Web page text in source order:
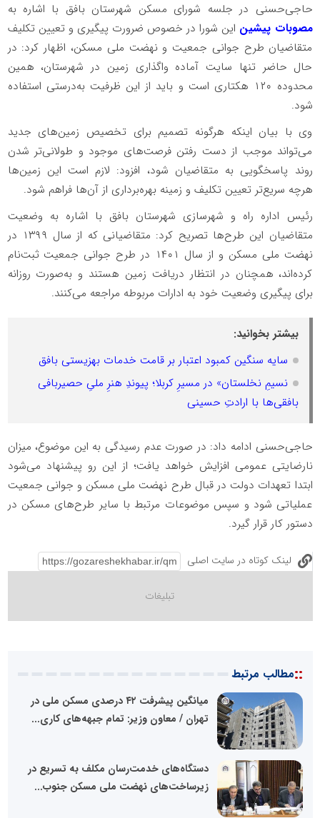
حاجی‌حسنی در جلسه شورای مسکن شهرستان بافق با اشاره به
مصوبات پیشین این شورا در خصوص ضرورت پیگیری و تعیین تکلیف
متقاضیان طرح جوانی جمعیت و نهضت ملی مسکن، اظهار کرد: در
حال حاضر تنها سایت آماده واگذاری زمین در شهرستان، همین
محدوده ۱۲۰ هکتاری است و باید از این ظرفیت به‌درستی استفاده
شود.
وی با بیان اینکه هرگونه تصمیم برای تخصیص زمین‌های جدید
می‌تواند موجب از دست رفتن فرصت‌های موجود و طولانی‌تر شدن
روند پاسخگویی به متقاضیان شود، افزود: لازم است این زمین‌ها
هرچه سریع‌تر تعیین تکلیف و زمینه بهره‌برداری از آن‌ها فراهم شود.
رئیس اداره راه و شهرسازی شهرستان بافق با اشاره به وضعیت
متقاضیان این طرح‌ها تصریح کرد: متقاضیانی که از سال ۱۳۹۹ در
نهضت ملی مسکن و از سال ۱۴۰۱ در طرح جوانی جمعیت ثبت‌نام
کرده‌اند، همچنان در انتظار دریافت زمین هستند و به‌صورت روزانه
برای پیگیری وضعیت خود به ادارات مربوطه مراجعه می‌کنند.
بیشتر بخوانید:
سایه سنگین کمبود اعتبار بر قامت خدمات بهزیستی بافق
نسیمِ نخلستان» در مسیرِ کربلا؛ پیوندِ هنرِ ملیِ حصیربافی
بافقی‌ها با ارادتِ حسینی
حاجی‌حسنی ادامه داد: در صورت عدم رسیدگی به این موضوع، میزان
نارضایتی عمومی افزایش خواهد یافت؛ از این رو پیشنهاد می‌شود
ابتدا تعهدات دولت در قبال طرح نهضت ملی مسکن و جوانی جمعیت
عملیاتی شود و سپس موضوعات مرتبط با سایر طرح‌های مسکن در
دستور کار قرار گیرد.
لینک کوتاه در سایت اصلی
::مطالب مرتبط
میانگین پیشرفت ۴۲ درصدی مسکن ملی در
تهران / معاون وزیر: تمام جبهه‌های کاری...
دستگاه‌های خدمت‌رسان مکلف به تسریع در
زیرساخت‌های نهضت ملی مسکن جنوب...